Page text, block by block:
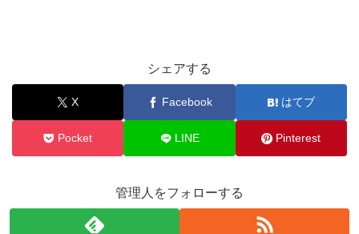
シェアする
X Facebook はてブ
Pocket LINE Pinterest
管理人をフォローする